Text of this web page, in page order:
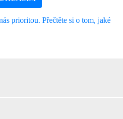
prioritou. Přečtěte si o tom, jaké